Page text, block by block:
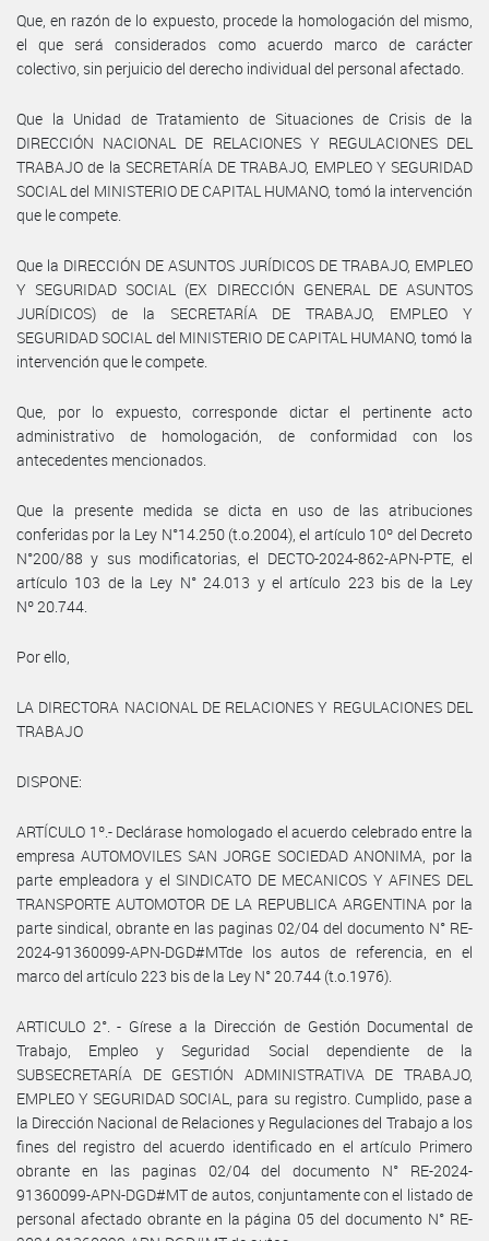
Que, en razón de lo expuesto, procede la homologación del mismo,
el que será considerados como acuerdo marco de carácter
colectivo, sin perjuicio del derecho individual del personal afectado.
Que la Unidad de Tratamiento de Situaciones de Crisis de la
DIRECCIÓN NACIONAL DE RELACIONES Y REGULACIONES DEL
TRABAJO de la SECRETARÍA DE TRABAJO, EMPLEO Y SEGURIDAD
SOCIAL del MINISTERIO DE CAPITAL HUMANO, tomó la intervención
que le compete.
Que la DIRECCIÓN DE ASUNTOS JURÍDICOS DE TRABAJO, EMPLEO
Y SEGURIDAD SOCIAL (EX DIRECCIÓN GENERAL DE ASUNTOS
JURÍDICOS) de la SECRETARÍA DE TRABAJO, EMPLEO Y
SEGURIDAD SOCIAL del MINISTERIO DE CAPITAL HUMANO, tomó la
intervención que le compete.
Que, por lo expuesto, corresponde dictar el pertinente acto
administrativo de homologación, de conformidad con los
antecedentes mencionados.
Que la presente medida se dicta en uso de las atribuciones
conferidas por la Ley N°14.250 (t.o.2004), el artículo 10º del Decreto
N°200/88 y sus modificatorias, el DECTO-2024-862-APN-PTE, el
artículo 103 de la Ley N° 24.013 y el artículo 223 bis de la Ley
Nº 20.744.
Por ello,
LA DIRECTORA NACIONAL DE RELACIONES Y REGULACIONES DEL
TRABAJO
DISPONE:
ARTÍCULO 1º.- Declárase homologado el acuerdo celebrado entre la
empresa AUTOMOVILES SAN JORGE SOCIEDAD ANONIMA, por la
parte empleadora y el SINDICATO DE MECANICOS Y AFINES DEL
TRANSPORTE AUTOMOTOR DE LA REPUBLICA ARGENTINA por la
parte sindical, obrante en las paginas 02/04 del documento N° RE-
2024-91360099-APN-DGD#MTde los autos de referencia, en el
marco del artículo 223 bis de la Ley N° 20.744 (t.o.1976).
ARTICULO 2°. - Gírese a la Dirección de Gestión Documental de
Trabajo, Empleo y Seguridad Social dependiente de la
SUBSECRETARÍA DE GESTIÓN ADMINISTRATIVA DE TRABAJO,
EMPLEO Y SEGURIDAD SOCIAL, para su registro. Cumplido, pase a
la Dirección Nacional de Relaciones y Regulaciones del Trabajo a los
fines del registro del acuerdo identificado en el artículo Primero
obrante en las paginas 02/04 del documento N° RE-2024-
91360099-APN-DGD#MT de autos, conjuntamente con el listado de
personal afectado obrante en la página 05 del documento N° RE-